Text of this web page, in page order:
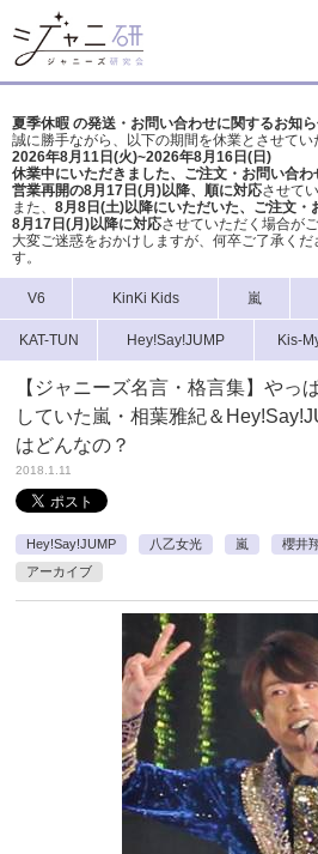
夏季休暇 の発送・お問い合わせに関するお知
誠に勝手ながら、以下の期間を休業とさせてい
2026年8月11日(火)~2026年8月16日(日)
休業中にいただきました、ご注文・お問い合わ
営業再開の8月17日(月)以降、順に対応させて
また、 8月8日(土)以降にいただいた、ご注文・
8月17日(月)以降に対応させていただく場合がご
大変ご迷惑をおかけしますが、 何卒ご了承くだ
す。
V6 KinKi Kids 嵐
KAT-TUN Hey!Say!JUMP Kis-
【ジャニーズ名言・格言集】やっ
していた嵐・相葉雅紀＆
はどんなの？
2018.1.11
Hey!Say!JUMP 八乙女光 嵐 櫻井
アーカイブ